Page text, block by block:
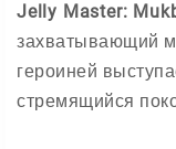
Jelly Master:
захватывающий
героиней
стремящийся